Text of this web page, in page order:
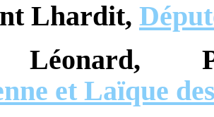
Lhardit,
Léonard,
et Laïque